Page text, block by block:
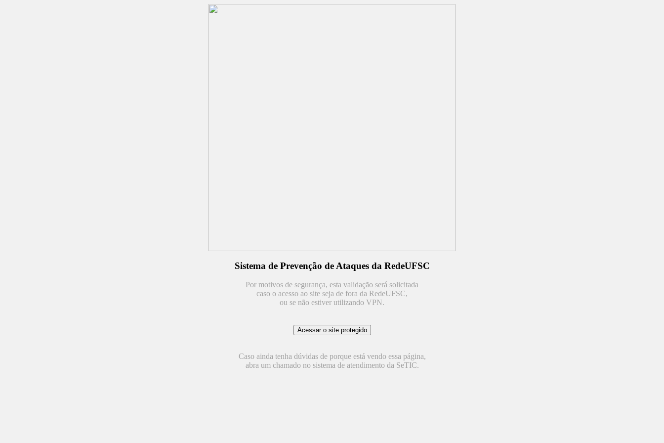
Sistema de Prevenção de Ataques da RedeUFSC
Por motivos de segurança, esta validação será solicitada
caso o acesso ao site seja de fora da RedeUFSC,
ou se não estiver utilizando VPN.
Caso ainda tenha dúvidas de porque está vendo essa página,
abra um chamado no sistema de atendimento da SeTIC.